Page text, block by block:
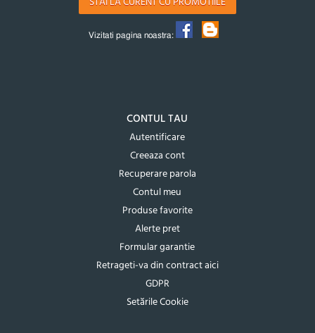
Vizitati pagina noastra:
CONTUL TAU
Autentificare
Creeaza cont
Recuperare parola
Contul meu
Produse favorite
Alerte pret
Formular garantie
Retrageti-va din contract aici
GDPR
Setările Cookie